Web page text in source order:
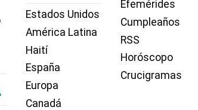
Estados Unidos
América Latina
Haití
España
Europa
Canadá
Efemérides
Cumpleaños
RSS
Horóscopo
Crucigramas